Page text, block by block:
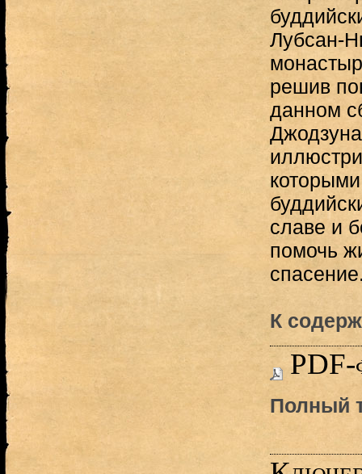
Лубсан-
решив
данном
славе и
помочь
К
PDF-
Полный